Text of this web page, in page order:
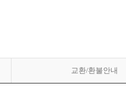
교환/환불안내